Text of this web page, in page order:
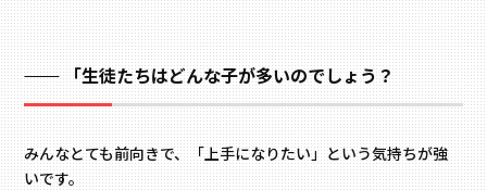
「生徒たちはどんな子が多いのでしょう？
みんなとても前向きで、「上手になりたい」という気持ちが強
いです。